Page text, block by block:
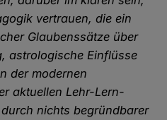
vertrauen, die ein
Glaubenssätze über
astrologische Einflüsse
der modernen
aktuellen Lehr-Lern-
nichts begründbarer